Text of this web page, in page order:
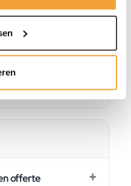
mijn product?
offerte